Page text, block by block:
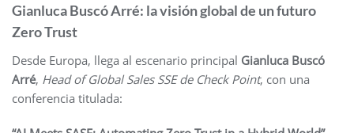
Gianluca Buscó Arré: la visión global de un futuro
Zero Trust
Desde Europa, llega al escenario principal Gianluca Buscó
Arré, Head of Global Sales SSE de Check Point, con una
conferencia titulada: